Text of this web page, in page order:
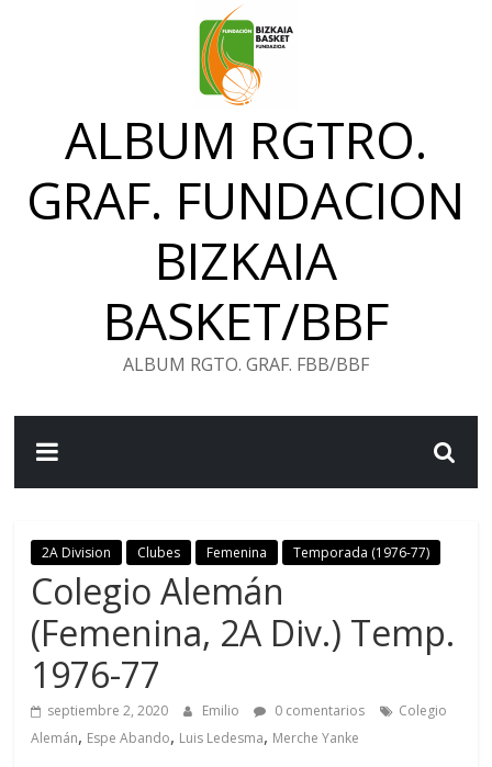
ALBUM RGTRO.
GRAF. FUNDACION
BIZKAIA
BASKET/BBF
ALBUM RGTO. GRAF. FBB/BBF
2A Division Clubes Femenina Temporada (1976-77)
Colegio Alemán
(Femenina, 2A Div.) Temp.
1976-77
septiembre 2, 2020 Emilio 0 comentarios
Colegio
Alemán, Espe Abando, Luis Ledesma, Merche Yanke